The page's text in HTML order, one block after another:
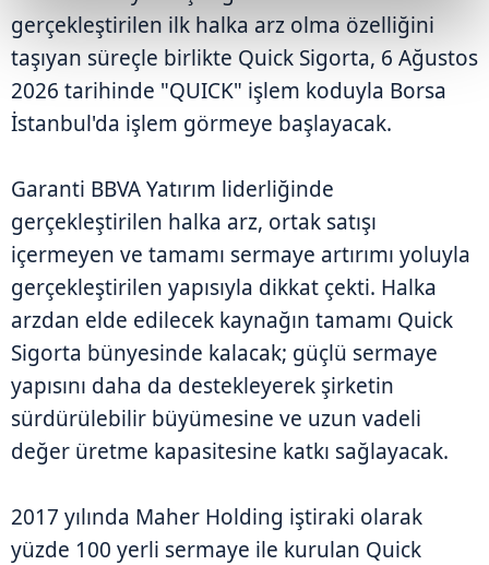
gerçekleştirilen ilk halka arz olma özelliğini
taşıyan süreçle birlikte Quick Sigorta, 6 Ağustos
2026 tarihinde "QUICK" işlem koduyla Borsa
İstanbul'da işlem görmeye başlayacak.
Garanti BBVA Yatırım liderliğinde
gerçekleştirilen halka arz, ortak satışı
içermeyen ve tamamı sermaye artırımı yoluyla
gerçekleştirilen yapısıyla dikkat çekti. Halka
arzdan elde edilecek kaynağın tamamı Quick
Sigorta bünyesinde kalacak; güçlü sermaye
yapısını daha da destekleyerek şirketin
sürdürülebilir büyümesine ve uzun vadeli
değer üretme kapasitesine katkı sağlayacak.
2017 yılında Maher Holding iştiraki olarak
yüzde 100 yerli sermaye ile kurulan Quick